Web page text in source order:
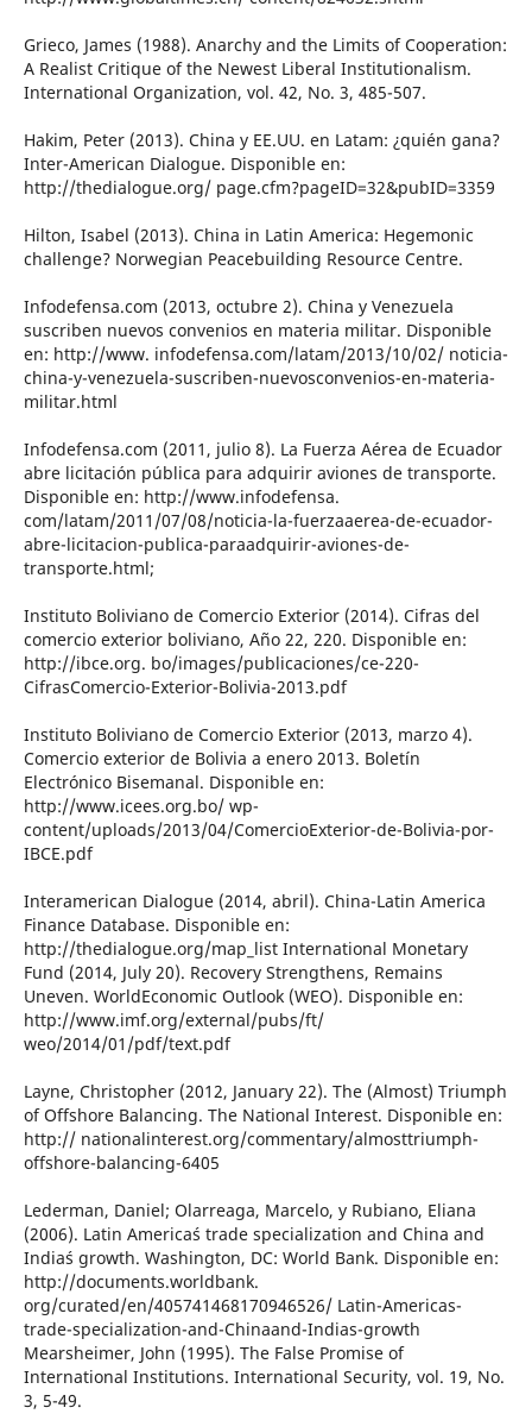
Grieco, James (1988). Anarchy and the Limits of Cooperation:
A Realist Critique of the Newest Liberal Institutionalism.
International Organization, vol. 42, No. 3, 485-507.
Hakim, Peter (2013). China y EE.UU. en Latam: ¿quién gana?
Inter-American Dialogue. Disponible en:
http://thedialogue.org/ page.cfm?pageID=32&pubID=3359
Hilton, Isabel (2013). China in Latin America: Hegemonic
challenge? Norwegian Peacebuilding Resource Centre.
Infodefensa.com (2013, octubre 2). China y Venezuela
suscriben nuevos convenios en materia militar. Disponible
en: http://www. infodefensa.com/latam/2013/10/02/ noticia-
china-y-venezuela-suscriben-nuevosconvenios-en-materia-
militar.html
Infodefensa.com (2011, julio 8). La Fuerza Aérea de Ecuador
abre licitación pública para adquirir aviones de transporte.
Disponible en: http://www.infodefensa.
com/latam/2011/07/08/noticia-la-fuerzaaerea-de-ecuador-
abre-licitacion-publica-paraadquirir-aviones-de-
transporte.html;
Instituto Boliviano de Comercio Exterior (2014). Cifras del
comercio exterior boliviano, Año 22, 220. Disponible en:
http://ibce.org. bo/images/publicaciones/ce-220-
CifrasComercio-Exterior-Bolivia-2013.pdf
Instituto Boliviano de Comercio Exterior (2013, marzo 4).
Comercio exterior de Bolivia a enero 2013. Boletín
Electrónico Bisemanal. Disponible en:
http://www.icees.org.bo/ wp-
content/uploads/2013/04/ComercioExterior-de-Bolivia-por-
IBCE.pdf
Interamerican Dialogue (2014, abril). China-Latin America
Finance Database. Disponible en:
http://thedialogue.org/map_list International Monetary
Fund (2014, July 20). Recovery Strengthens, Remains
Uneven. WorldEconomic Outlook (WEO). Disponible en:
http://www.imf.org/external/pubs/ft/
weo/2014/01/pdf/text.pdf
Layne, Christopher (2012, January 22). The (Almost) Triumph
of Offshore Balancing. The National Interest. Disponible en:
http:// nationalinterest.org/commentary/almosttriumph-
offshore-balancing-6405
Lederman, Daniel; Olarreaga, Marcelo, y Rubiano, Eliana
(2006). Latin America´s trade specialization and China and
India´s growth. Washington, DC: World Bank. Disponible en:
http://documents.worldbank.
org/curated/en/405741468170946526/ Latin-Americas-
trade-specialization-and-Chinaand-Indias-growth
Mearsheimer, John (1995). The False Promise of
International Institutions. International Security, vol. 19, No.
3, 5-49.